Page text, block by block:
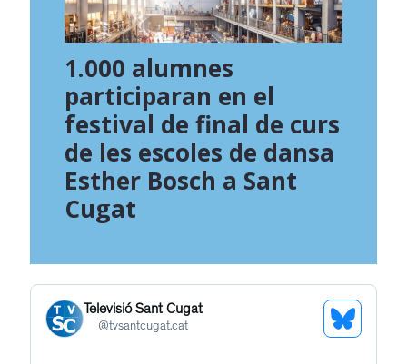
1.000 alumnes
participaran en el
festival de final de curs
de les escoles de dansa
Esther Bosch a Sant
Cugat
Televisió Sant Cugat
@tvsantcugat.cat
See